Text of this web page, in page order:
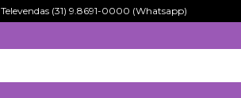
Televendas (31) 9.8691-0000 (Whatsapp)